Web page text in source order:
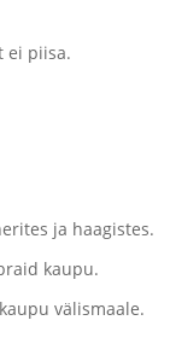
ei piisa.
ja haagistes.
kaupu.
välismaale.